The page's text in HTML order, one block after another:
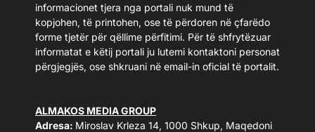
informacionet tjera nga portali nuk mund të
kopjohen, të printohen, ose të përdoren në çfarëdo
forme tjetër për qëllime përfitimi. Për të shfrytëzuar
informatat e këtij portali ju lutemi kontaktoni personat
përgjegjës, ose shkruani në email-in oficial të portalit.
ALMAKOS MEDIA GROUP
Adresa: Miroslav Krleza 14, 1000 Shkup, Maqedoni